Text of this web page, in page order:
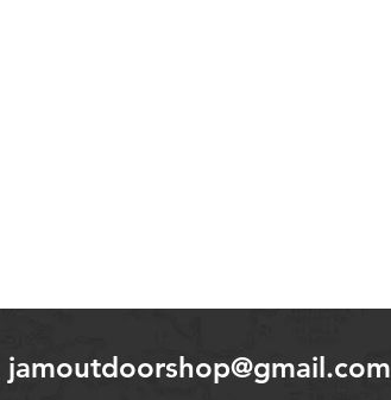
jamoutdoorshop@gmail.com